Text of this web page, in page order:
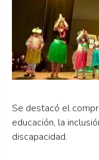
Se destacó el
educación, la
discapacidad.